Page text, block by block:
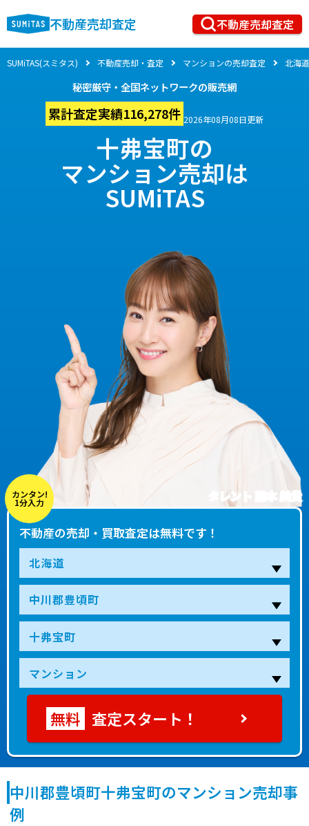
不動産売却査定 不動産売却査定
SUMiTAS(スミタス) 不動産売却・査定 マンションの売却査定 北海道
秘密厳守・全国ネットワークの販売網
累計査定実績116,278件 2026年08月08日更新
十弗宝町の
マンション売却は
SUMiTAS
タレント 藤本 美貴
カンタン!
1分入力
不動産の売却・買取査定は無料です！
査定スタート！
中川郡豊頃町十弗宝町のマンション売却事
例